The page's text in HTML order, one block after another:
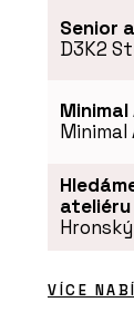
Senior
D3K2
ateliéru
VÍCE